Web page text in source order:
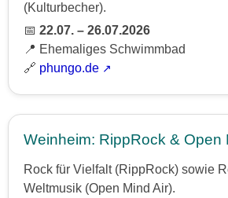
(Kulturbecher).
📅22.07. – 26.07.2026
📍 Ehemaliges Schwimmbad
🔗 phungo.de
Weinheim: RippRock & Open
Rock für Vielfalt (RippRock) sowie
Weltmusik (Open Mind Air).